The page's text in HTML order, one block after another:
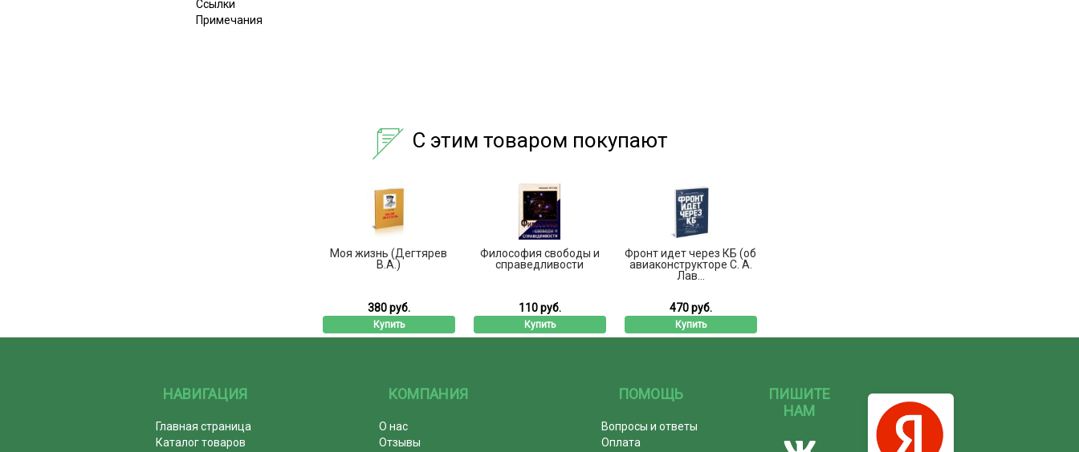
Ссылки
Примечания
С этим товаром покупают
Моя жизнь (Дегтярев
В.А.)
380 руб.
Купить
Философия свободы и
справедливости
110 руб.
Купить
Фронт идет через КБ (об
авиаконструкторе С. А.
Лав...
470 руб.
Купить
НАВИГАЦИЯ
Главная страница
Каталог товаров
КОМПАНИЯ
О нас
Отзывы
ПОМОЩЬ
Вопросы и ответы
Оплата
ПИШИТЕ
НАМ